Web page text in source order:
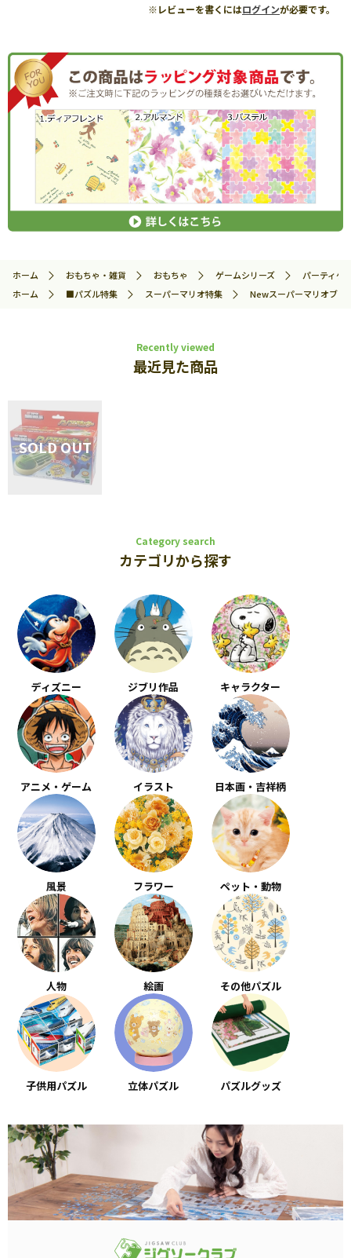
※レビューを書くにはログインが必要です。
ホーム おもちゃ・雑貨 おもちゃ ゲームシリーズ
パーティゲ
ホーム
■パズル特集 スーパーマリオ特集 Newスーパーマリオブラ
Recently viewed
最近見た商品
Category search
カテゴリから探す
ディズニー ジブリ作品 キャラクター
アニメ・ゲーム イラスト 日本画・吉祥柄
風景 フラワー ペット・動物
人物 絵画 その他パズル
子供用パズル 立体パズル パズルグッズ